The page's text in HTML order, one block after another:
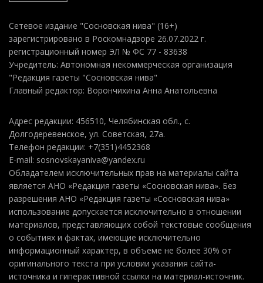
Сетевое издание "Сосновская нива" (16+)
зарегистрировано в Роскомнадзоре 26.07.2022 г.
регистрационный номер ЭЛ № ФС 77 - 83638
Учредитель: Автономная некоммерческая организация
"Редакция газеты "Сосновская нива"
Главный редактор: Ворончихина Анна Анатольевна
Адрес редакции: 456510, Челябинская обл., с.
Долгодеревенское, ул. Советская, 27а.
Телефон редакции: +7(351)4452368
E-mail: sosnovskayaniva@yandex.ru
Обладателем исключительных прав на материалы сайта
является АНО «Редакция газеты «Сосновская нива». Без
разрешения АНО «Редакция газеты «Сосновская нива»
использование допускается исключительно в отношении
материалов, представляющих собой текстовые сообщения
о событиях и фактах, имеющие исключительно
информационный характер, в объеме не более 30% от
оригинального текста при условии указания сайта-
источника и гиперактивной ссылки на материал-источник.